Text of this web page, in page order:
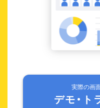
実際の画
デモ・ト